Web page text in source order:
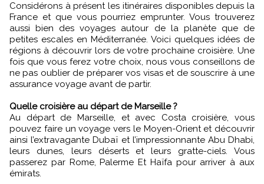
Considérons à présent les itinéraires disponibles depuis la
France et que vous pourriez emprunter. Vous trouverez
aussi bien des voyages autour de la planète que de
petites escales en Méditerranée. Voici quelques idées de
régions à découvrir lors de votre prochaine croisière. Une
fois que vous ferez votre choix, nous vous conseillons de
ne pas oublier de préparer vos visas et de souscrire à une
assurance voyage avant de partir.
Quelle croisière au départ de Marseille ?
Au départ de Marseille, et avec Costa croisière, vous
pouvez faire un voyage vers le Moyen-Orient et découvrir
ainsi l’extravagante Dubaï et l’impressionnante Abu Dhabi,
leurs dunes, leurs déserts et leurs gratte-ciels. Vous
passerez par Rome, Palerme Et Haïfa pour arriver à aux
émirats.